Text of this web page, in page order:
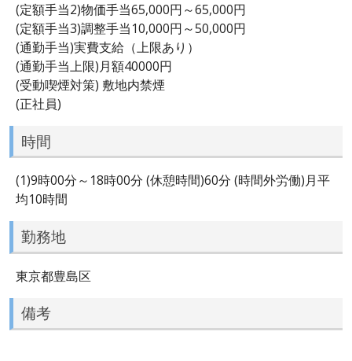
(定額手当2)物価手当65,000円～65,000円
(定額手当3)調整手当10,000円～50,000円
(通勤手当)実費支給（上限あり）
(通勤手当上限)月額40000円
(受動喫煙対策) 敷地内禁煙
(正社員)
時間
(1)9時00分～18時00分 (休憩時間)60分 (時間外労働)月平
均10時間
勤務地
東京都豊島区
備考